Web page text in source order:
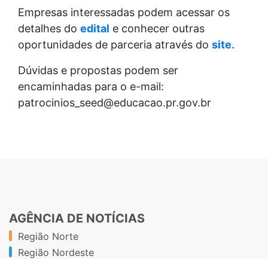
Empresas interessadas podem acessar os
detalhes do edital e conhecer outras
oportunidades de parceria através do site.
Dúvidas e propostas podem ser
encaminhadas para o e-mail:
patrocinios_seed@educacao.pr.gov.br
AGÊNCIA DE NOTÍCIAS
Região Norte
Região Nordeste